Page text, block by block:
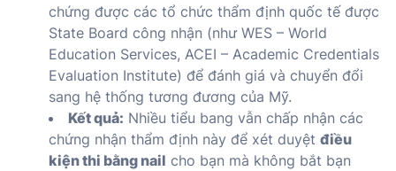
chứng được các tổ chức thẩm định quốc tế được
State Board công nhận (như WES – World
Education Services, ACEI – Academic Credentials
Evaluation Institute) để đánh giá và chuyển đổi
sang hệ thống tương đương của Mỹ.
Kết quả: Nhiều tiểu bang vẫn chấp nhận các
chứng nhận thẩm định này để xét duyệt điều
kiện thi bằng nail cho bạn mà không bắt bạn